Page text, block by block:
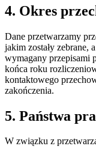
4. Okres
Dane przetwarzamy
jakim zostały zebrane,
wymagany przepisami
końca roku
kontaktowego
zakończenia.
5. Państwa
W związku z